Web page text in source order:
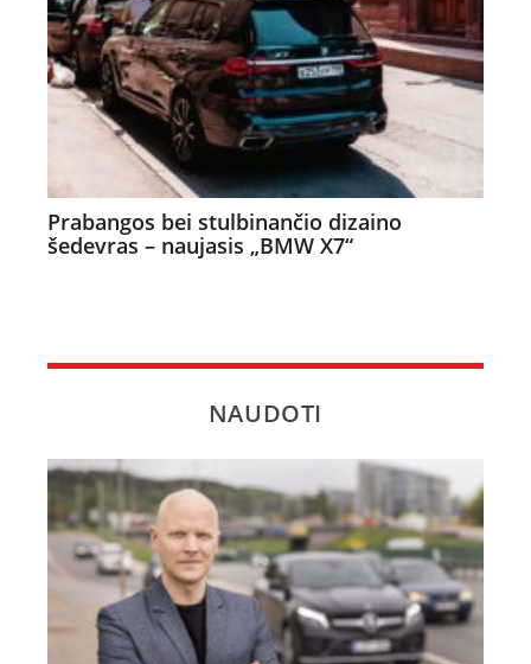
Prabangos bei stulbinančio dizaino
šedevras – naujasis „BMW X7“
NAUDOTI